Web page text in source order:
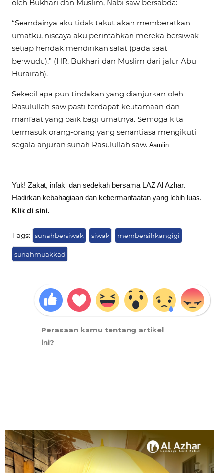
oleh Bukhari dan Muslim, Nabi saw bersabda:
“Seandainya aku tidak takut akan memberatkan
umatku, niscaya aku perintahkan mereka bersiwak
setiap hendak mendirikan salat (pada saat
berwudu).” (HR. Bukhari dan Muslim dari jalur Abu
Hurairah).
Sekecil apa pun tindakan yang dianjurkan oleh
Rasulullah saw pasti terdapat keutamaan dan
manfaat yang baik bagi umatnya. Semoga kita
termasuk orang-orang yang senantiasa mengikuti
segala anjuran sunah Rasulullah saw. Aamiin.
Yuk! Zakat, infak, dan sedekah bersama LAZ Al Azhar.
Hadirkan kebahagiaan dan kebermanfaatan yang lebih luas.
Klik di sini.
Tags: sunahbersiwak siwak membersihkangigi
sunahmuakkad
Perasaan kamu tentang artikel
ini?